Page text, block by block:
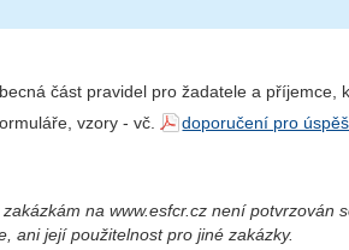
část pravidel prožadatele a příjemce
vzory - vč.
doporučení pro
na www.esfcr.cz není potvrzován
ani její použitelnost pro jiné zakázky.